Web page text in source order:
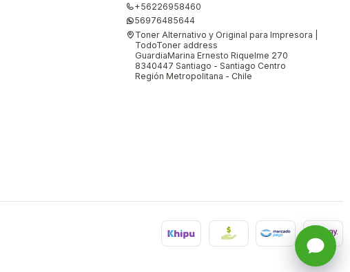
+56226958460
56976485644
Toner Alternativo y Original para Impresora |
TodoToner address
GuardiaMarina Ernesto Riquelme 270
8340447 Santiago - Santiago Centro
Región Metropolitana - Chile